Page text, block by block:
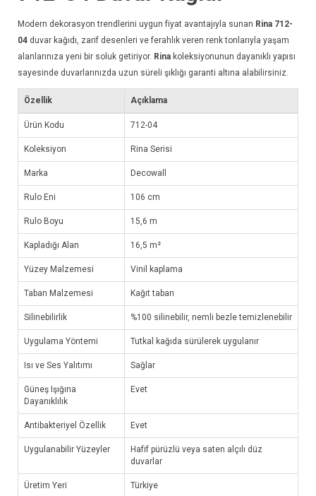
Modern dekorasyon trendlerini uygun fiyat avantajıyla sunan Rina 712-
04 duvar kağıdı , zarif desenleri ve ferahlık veren renk tonlarıyla yaşam
alanlarınıza yeni bir soluk getiriyor. Rina koleksiyonunun dayanıklı yapısı
sayesinde duvarlarınızda uzun süreli şıklığı garanti altına alabilirsiniz.
Özellik Açıklama
Ürün Kodu 712-04
Koleksiyon Rina Serisi
Marka Decowall
Rulo Eni 106 cm
Rulo Boyu 15,6 m
Kapladığı Alan 16,5 m²
Yüzey Malzemesi Vinil kaplama
Taban Malzemesi Kağıt taban
Silinebilirlik %100 silinebilir, nemli bezle temizlenebilir
Uygulama Yöntemi Tutkal kağıda sürülerek uygulanır
Isı ve Ses Yalıtımı Sağlar
Güneş Işığına
Dayanıklılık
Evet
Antibakteriyel Özellik Evet
Uygulanabilir Yüzeyler
Hafif pürüzlü veya saten alçılı düz
duvarlar
Üretim Yeri Türkiye